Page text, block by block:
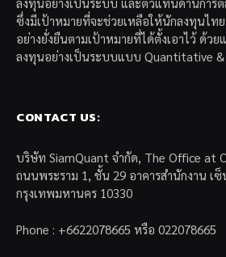
ซึ่งมีเป้าหมายที่จะช่วยเหลือให้นักลงทุนไท
อย่างยั่งยืนตามเป้าหมายที่ได้ตั้งเอาไว้ ด้ว
ลงทุนอย่างเป็นระบบแบบ Quantitative
CONTACT US:
บริษัท SiamQuant จำกัด, The Office at
ถนนพระราม 1, ชั้น 29 อาคารสำนักงาน เ
กรุงเทพมหานคร 10330
Phone : +6622078665 หรือ 022078665